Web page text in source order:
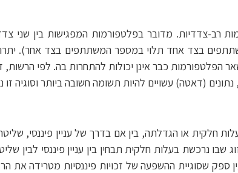
רב-צדדיות. מדובר בפלטפורמות המפגישות בין שני
הפלטפורמות כבר אינן יכולות להתחרות בה. לפי
(דאטה) עשויים להיות תשומה חשובה ביותר וסוגיה
חלקית או הגדלתה, בין אם בדרך של עניין פיננסי,
שבו נרכשת בעלות חלקית תבחין בין עניין פיננסי לבין
ספק שסוגיית ההשפעה של זכויות פיננסיות מטרידה